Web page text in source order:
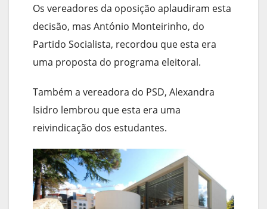
Os vereadores da oposição aplaudiram esta
decisão, mas António Monteirinho, do
Partido Socialista, recordou que esta era
uma proposta do programa eleitoral.
Também a vereadora do PSD, Alexandra
Isidro lembrou que esta era uma
reivindicação dos estudantes.